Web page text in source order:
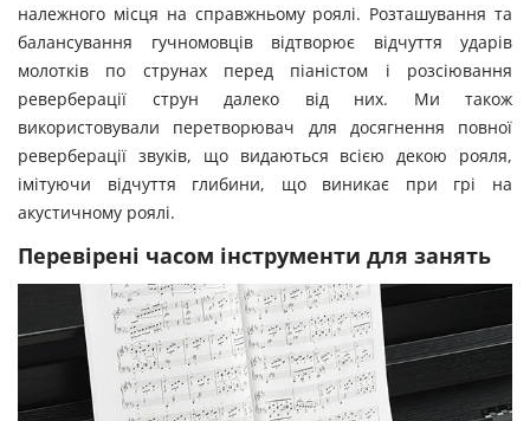
належного місця на справжньому роялі. Розташування та
балансування гучномовців відтворює відчуття ударів
молотків по струнах перед піаністом і розсіювання
реверберації струн далеко від них. Ми також
використовували перетворювач для досягнення повної
реверберації звуків, що видаються всією декою рояля,
імітуючи відчуття глибини, що виникає при грі на
акустичному роялі.
Перевірені часом інструменти для занять